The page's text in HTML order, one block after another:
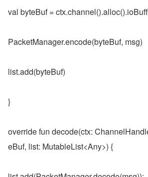
val byteBuf =
PacketManager.encode(byteBuf, msg)
list.add(byteBuf)
}
override fun decode(ctx:
eBuf, list: MutableList<Any>) {